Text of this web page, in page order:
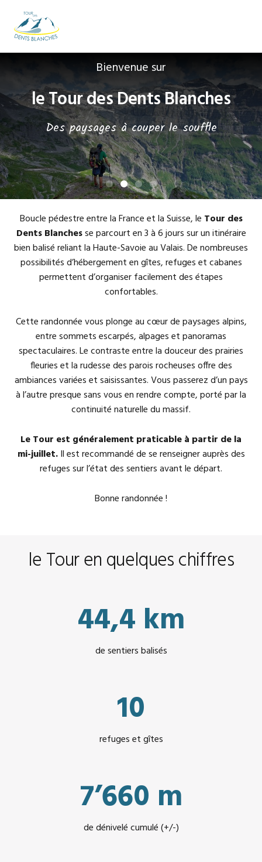
navigation
contenu
principal
pied
de
Main
Content
Bienvenue sur
le Tour des Dents Blanches
Des paysages à couper le souffle
Boucle pédestre entre la France et la Suisse, le Tour des
Dents Blanchesse parcourt en 3 à 6 jours sur un itinéraire
bien balisé reliant la Haute-Savoie au Valais. De nombreuses
possibilités d’hébergement en gîtes, refuges et cabanes
permettent d’organiser facilement des étapes
confortables.
Cette randonnée vous plonge au cœur de paysages alpins,
entre sommets escarpés, alpages et panoramas
spectaculaires. Le contraste entre la douceur des prairies
fleuries et la rudesse des parois rocheuses offre des
ambiances variées et saisissantes. Vous passerez d’un pays
à l’autre presque sans vous en rendre compte, porté par la
continuité naturelle du massif.
Le Tour est généralement praticable à partir de la
mi-juillet.Il est recommandé de se renseigner auprès des
refuges sur l’état des sentiers avant le départ.
Bonne randonnée !
le Tour en quelques chiffres
44,4 km
de sentiers balisés
10
refuges et gîtes
7’660 m
de dénivelé cumulé (+/-)